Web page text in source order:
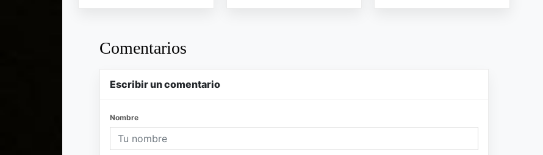
Comentarios
Escribir un comentario
Nombre